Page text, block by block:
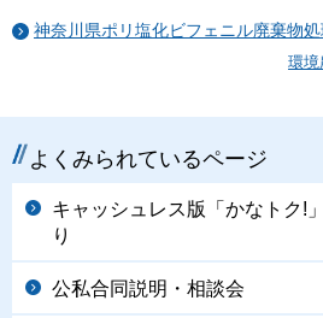
神奈川県ポリ塩化ビフェニル廃棄物
環境
よくみられているページ
キャッシュレス版「かなトク!
り
公私合同説明・相談会